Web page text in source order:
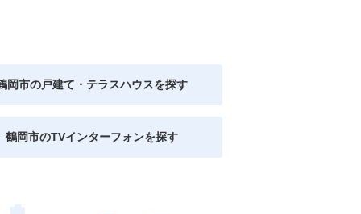
岡市の戸建て・テラスハウスを探す
鶴岡市のTVインターフォンを探す